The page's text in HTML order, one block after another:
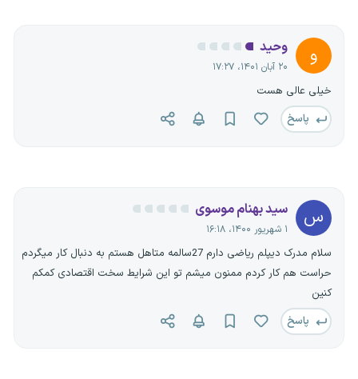
و... را به راحتی انتخاب کرده و برای موقعیت شغلی خود رزومه ارسال
کنید.
و وحید
۲۰ آبان ۱۴۰۱، ۱۷:۲۷
خیلی عالی هست
پاسخ
س سید بهنام موسوی
۱ شهریور ۱۴۰۰، ۱۶:۱۸
سلام مدرک دیپلم ریاضی دارم 27سالمه متاهل هستم به دنبال کار میگردم
حراست هم کار کردم ممنون میشم تو این شرایط سخت اقتصادی کمکم
کنین
پاسخ